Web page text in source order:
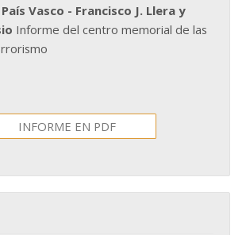
Vasco - Francisco J. Llera y
Informe del centro memorial de las
INFORME EN PDF